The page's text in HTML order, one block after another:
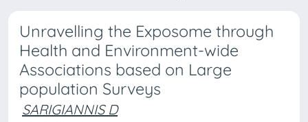
Unravelling the Exposome through
Health and Environment-wide
Associations based on Large
population Surveys
SARIGIANNIS D